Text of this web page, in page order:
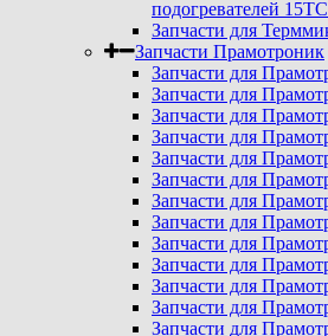
подогревателей
Запчасти для
Запчасти Прамотроник
Запчасти для
Запчасти для
Запчасти для
Запчасти для
Запчасти для
Запчасти для
Запчасти для
Запчасти для
Запчасти для
Запчасти для
Запчасти для
Запчасти для
Запчасти для